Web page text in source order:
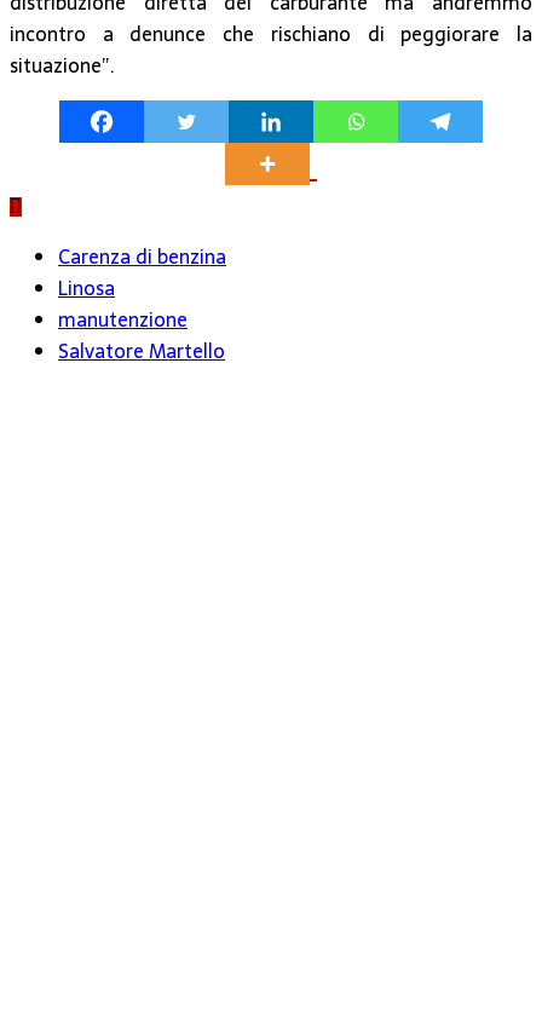
incontro a denunce che rischiano di peggiorare la
situazione”.
Carenza di benzina
Linosa
manutenzione
Salvatore Martello